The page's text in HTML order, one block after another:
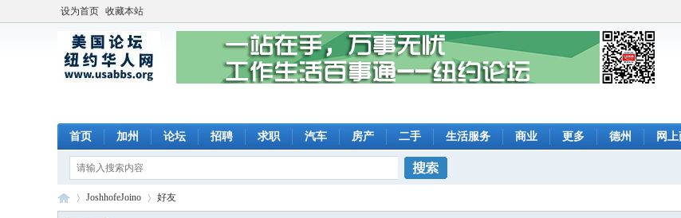
设为首页 收藏本站
首页 加州 论坛 招聘 求职 汽车 房产 二手 生活服务 商业 更多 德州 网
JoshhofeJoino 好友